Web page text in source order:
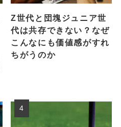
Z世代と団塊ジュニア世
代は共存できない？なぜ
こんなにも価値感がすれ
ちがうのか